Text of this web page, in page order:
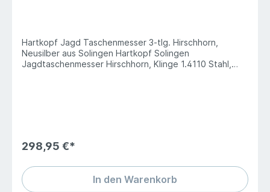
Hartkopf Jagd Taschenmesser 3-tlg. Hirschhorn,
Neusilber aus Solingen Hartkopf Solingen
Jagdtaschenmesser Hirschhorn, Klinge 1.4110 Stahl,
eine Rückenverriegelung sicher arretiert.Gewicht 221
19,7 cm
298,95 €*
In den Warenkorb